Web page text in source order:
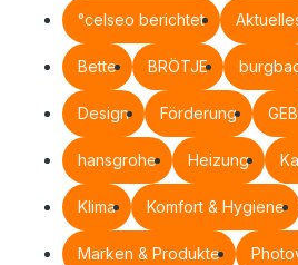
°celseo berichtet
Bette BRÖTJE
Design Förderung
hansgrohe Heizung
Klima Komfort & Hygiene
Marken & Produkte